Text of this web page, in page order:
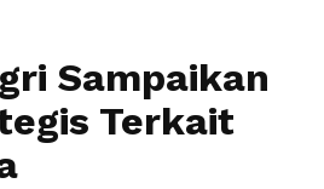
Sampaikan
Terkait